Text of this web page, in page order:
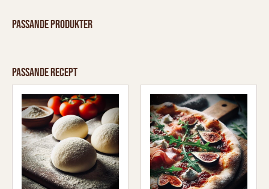
Passande produkter
Passande recept